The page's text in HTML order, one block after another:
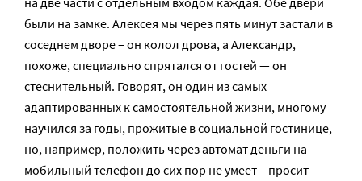
были на замке. Алексея мы через пять минут застали в
соседнем дворе – он колол дрова, а Александр,
похоже, специально спрятался от гостей — он
стеснительный. Говорят, он один из самых
адаптированных к самостоятельной жизни, многому
научился за годы, прожитые в социальной гостинице,
но, например, положить через автомат деньги на
мобильный телефон до сих пор не умеет – просит